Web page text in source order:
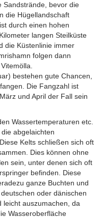
Sandstrände, bevor die
die Hügellandschaft
durch einen hohen
langen Steilküste
die Küstenlinie immer
folgen dann
bestehen gute Chancen,
Die Fangzahl ist
und April der Fall sein
Wassertemperaturen etc.
abgelaichten
Kelts schließen sich oft
Dies können ohne
sein, unter denen sich oft
befinden. Diese
ganze Buchten und
oder dänischen
leicht auszumachen, da
Wasseroberfläche